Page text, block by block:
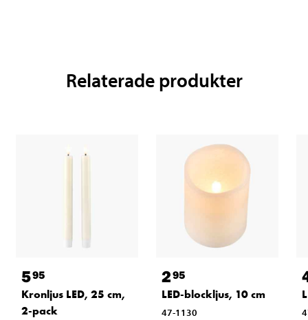
Relaterade produkter
595
Kronljus LED, 25 cm,
2-pack
295
LED-blockljus, 10 cm
47-1130